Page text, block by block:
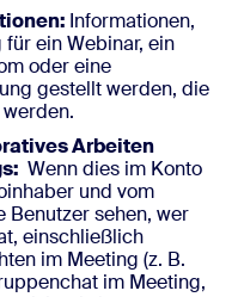
Informationen,
ein Webinar, ein
oder eine
gestellt werden, die
Arbeiten
Wenn dies im Konto
und vom
Benutzer sehen, wer
einschließlich
im Meeting (z. B.
im Meeting,